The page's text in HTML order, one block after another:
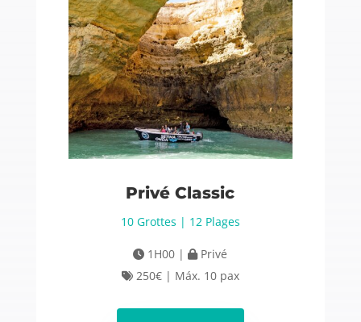
Privé Classic
10 Grottes | 12 Plages
1H00 |
Privé
250€ | Máx. 10 pax